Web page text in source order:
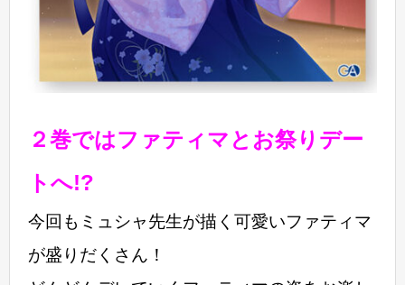
２巻ではファティマとお祭りデー
トへ!?
今回もミュシャ先生が描く可愛いファティマ
が盛りだくさん！